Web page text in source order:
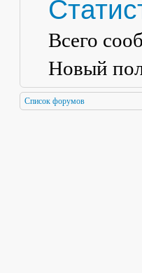
Всего
Новый
Список форумов